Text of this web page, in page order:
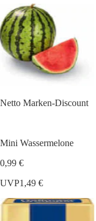
Netto Marken-Discount
Mini Wassermelone
0,99 €
UVP1,49 €